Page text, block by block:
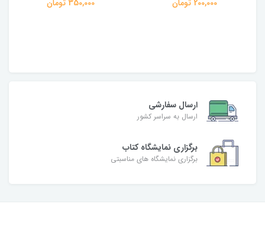
200,000 تومان 350,000 تومان
ارسال سفارشی
ارسال به سراسر کشور
برگزاری نمایشگاه کتاب
برگزاری نمایشگاه های مناسبتی